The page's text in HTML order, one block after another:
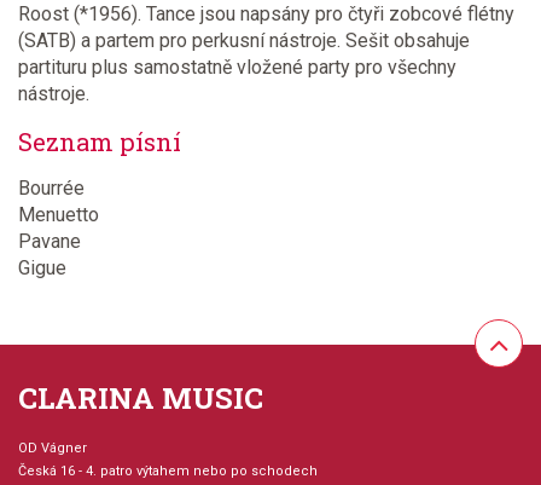
Roost (*1956). Tance jsou napsány pro čtyři zobcové flétny
(SATB) a partem pro perkusní nástroje. Sešit obsahuje
partituru plus samostatně vložené party pro všechny
nástroje.
Seznam písní
Bourrée
Menuetto
Pavane
Gigue
CLARINA MUSIC
OD Vágner
Česká 16 - 4. patro výtahem nebo po schodech